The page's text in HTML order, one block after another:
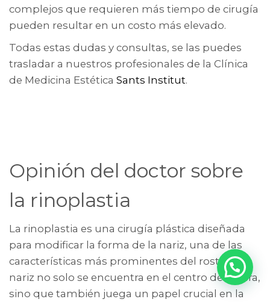
complejos que requieren más tiempo de cirugía
pueden resultar en un costo más elevado.
Todas estas dudas y consultas, se las puedes
trasladar a nuestros profesionales de la Clínica
de Medicina Estética Sants Institut.
Opinión del doctor sobre
la rinoplastia
La rinoplastia es una cirugía plástica diseñada
para modificar la forma de la nariz, una de las
características más prominentes del rostro. La
nariz no solo se encuentra en el centro de la cara,
sino que también juega un papel crucial en la